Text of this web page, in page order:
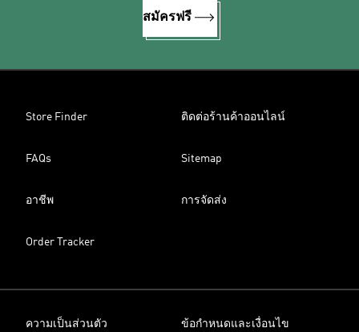
สมัครฟรี
Store Finder ติดต่อร้านค้าออนไลน์
FAQs Sitemap
อาชีพ การจัดส่ง
Order Tracker
ความเป็นส่วนตัว ข้อกำหนดและเงื่อนไข